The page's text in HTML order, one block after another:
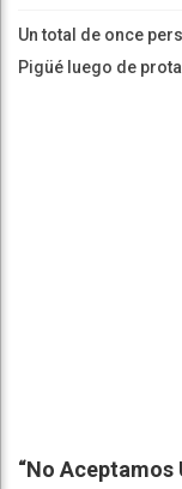
Un total de once
Pigüé luego de
“No Aceptamos